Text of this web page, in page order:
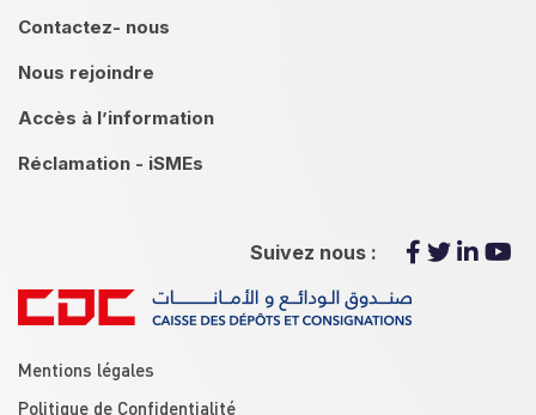
Contactez- nous
Nous rejoindre
Accès à l’information
Réclamation - iSMEs
Suivez nous :
Mentions légales
Politique de Confidentialité